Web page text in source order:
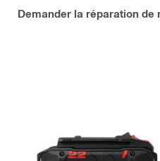
Demander la réparation de